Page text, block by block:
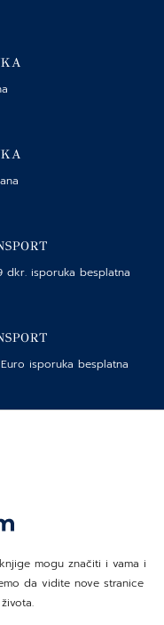
dkr. isporuka besplatna
isporuka besplatna
mogu značiti i vama i
da vidite nove stranice